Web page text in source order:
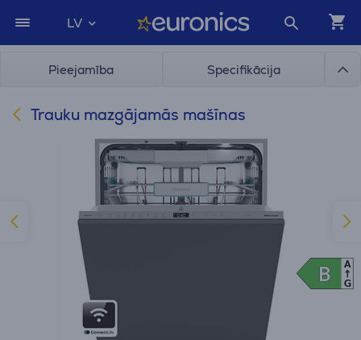
LV
Pieejamība Specifikācija
Trauku mazgājamās mašīnas
B
B
A
G